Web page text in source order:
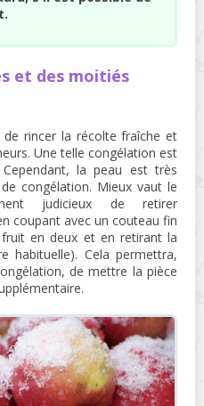
et des moitiés
rincer la récolte fraîche et
Une telle congélation est
la peau est très
congélation. Mieux vaut le
judicieux de retirer
coupant avec un couteau fin
en deux et en retirant la
habituelle). Cela permettra,
de mettre la pièce